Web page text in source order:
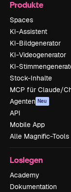
Produkte
Spaces
KI-Assistent
KI-Bildgenerator
KI-Videogenerator
KI-
Stock-Inhalte
MCP für Claude/
Agenten Neu
API
Mobile App
Alle Magnific-Tools
Loslegen
Academy
Dokumentation